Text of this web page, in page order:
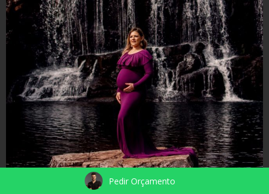
Pedir Orçamento